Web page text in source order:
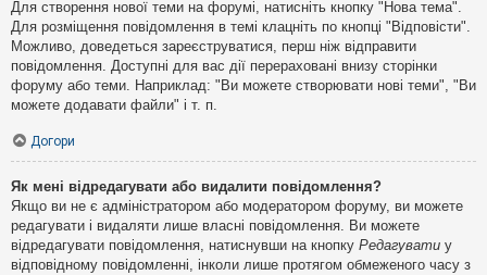
Для створення нової теми на форумі, натисніть кнопку "Нова тема".
Для розміщення повідомлення в темі клацніть по кнопці "Відповісти".
Можливо, доведеться зареєструватися, перш ніж відправити
повідомлення. Доступні для вас дії перераховані внизу сторінки
форуму або теми. Наприклад: "Ви можете створювати нові теми", "Ви
можете додавати файли" і т. п.
Догори
Як мені відредагувати або видалити повідомлення?
Якщо ви не є адміністратором або модератором форуму, ви можете
редагувати і видаляти лише власні повідомлення. Ви можете
відредагувати повідомлення, натиснувши на кнопку Редагувати у
відповідному повідомленні, інколи лише протягом обмеженого часу з